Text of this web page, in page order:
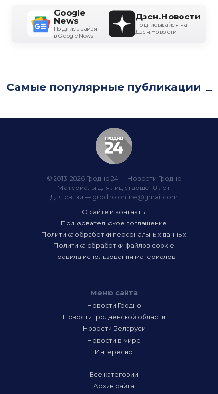
Google
News
Подписывайся
в Google News
Дзен.Новости
Подписывайся на
Дзен.Новости
Самые популярные публикации
© 2013-2026 Гродно 24 — Новости Гродно
Материалы для лиц старше 18 лет
Для связи — grodno.online@gmail.com
О сайте и контакты
Пользовательское соглашение
Политика обработки персональных данных
Политика обработки файлов cookie
Правила использования материалов
Меню сайта
Новости Гродно
Новости Гродненской области
Новости Беларуси
Новости в мире
Интересно
Все категории
Архив сайта